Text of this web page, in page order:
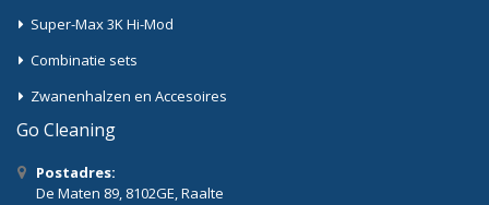
Super-Max 3K Hi-Mod
Combinatie sets
Zwanenhalzen en Accesoires
Go Cleaning
Postadres:
De Maten 89, 8102GE, Raalte